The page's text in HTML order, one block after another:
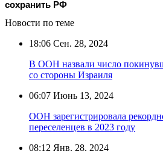
сохранить РФ
Новости по теме
18:06 Сен. 28, 2024
В ООН назвали число
со стороны Израиля
06:07 Июнь 13, 2024
ООН зарегистрировала
переселенцев в 2023 году
08:12 Янв. 28, 2024